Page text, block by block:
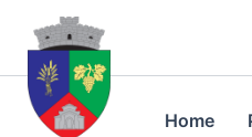
content
Home